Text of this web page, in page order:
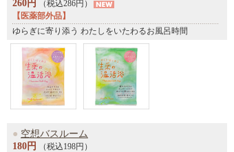
260円
（税込286円）
【医薬部外品】
ゆらぎに寄り添う わたしをいたわるお風呂時間
● 空想バスルーム
180円
（税込198円）